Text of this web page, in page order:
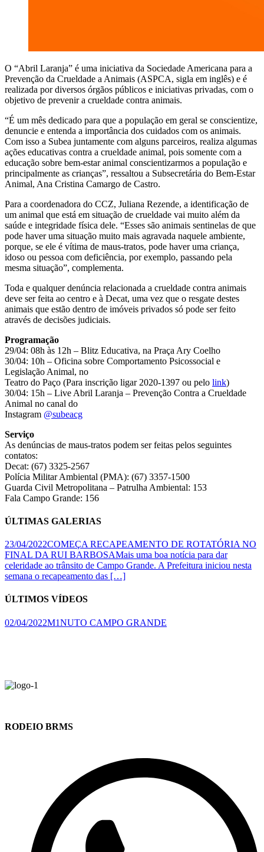
O “Abril Laranja” é uma iniciativa da Sociedade Americana para a
Prevenção da Crueldade a Animais (ASPCA, sigla em inglês) e é
realizada por diversos órgãos públicos e iniciativas privadas, com o
objetivo de prevenir a crueldade contra animais.
“É um mês dedicado para que a população em geral se conscientize,
denuncie e entenda a importância dos cuidados com os animais.
Com isso a Subea juntamente com alguns parceiros, realiza algumas
ações educativas contra a crueldade animal, pois somente com a
educação sobre bem-estar animal conscientizarmos a população e
principalmente as crianças”, ressaltou a Subsecretária do Bem-Estar
Animal, Ana Cristina Camargo de Castro.
Para a coordenadora do CCZ, Juliana Rezende, a identificação de
um animal que está em situação de crueldade vai muito além da
saúde e integridade física dele. “Esses são animais sentinelas de que
pode haver uma situação muito mais agravada naquele ambiente,
porque, se ele é vítima de maus-tratos, pode haver uma criança,
idoso ou pessoa com deficiência, por exemplo, passando pela
mesma situação”, complementa.
Toda e qualquer denúncia relacionada a crueldade contra animais
deve ser feita ao centro e à Decat, uma vez que o resgate destes
animais que estão dentro de imóveis privados só pode ser feito
através de decisões judiciais.
Programação
29/04: 08h às 12h – Blitz Educativa, na Praça Ary Coelho
30/04: 10h – Oficina sobre Comportamento Psicossocial e
Legislação Animal, no
Teatro do Paço (Para inscrição ligar 2020-1397 ou pelo link)
30/04: 15h – Live Abril Laranja – Prevenção Contra a Crueldade
Animal no canal do
Instagram @subeacg
Serviço
As denúncias de maus-tratos podem ser feitas pelos seguintes
contatos:
Decat: (67) 3325-2567
Polícia Militar Ambiental (PMA): (67) 3357-1500
Guarda Civil Metropolitana – Patrulha Ambiental: 153
Fala Campo Grande: 156
ÚLTIMAS GALERIAS
23/04/2022COMEÇA RECAPEAMENTO DE ROTATÓRIA NO
FINAL DA RUI BARBOSAMais uma boa notícia para dar
celeridade ao trânsito de Campo Grande. A Prefeitura iniciou nesta
semana o recapeamento das […]
ÚLTIMOS VÍDEOS
02/04/2022M1NUTO CAMPO GRANDE
RODEIO BRMS